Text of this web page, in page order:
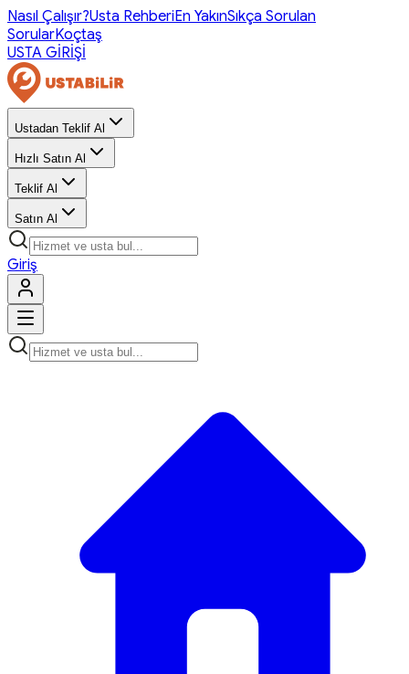
Nasıl Çalışır?Usta RehberiEn YakınSıkça Sorulan
SorularKoçtaş
USTA GİRİŞİ
Ustadan Teklif Al
Hızlı Satın Al
Teklif Al
Satın Al
Giriş